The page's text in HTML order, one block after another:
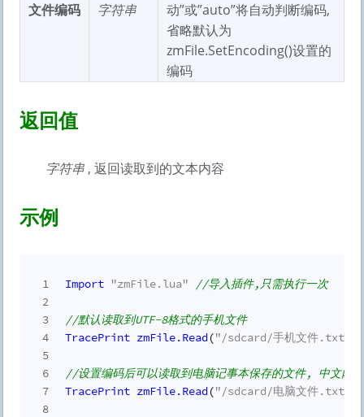
文件编码 字符串
动”或”auto”将自动判断编码,
省略默认为
zmFile.SetEncoding()设置的
编码
返回值
字符串 , 返回读取到的文本内容
示例
1
2
3
4
5
6
7
8
Import "zmFile.lua" //导入插件,只需执行一次
//默认读取到UTF-8格式的手机文件
TracePrint zmFile.Read("/sdcard/手机文件.txt"
//设置编码后可以读取到电脑记事本保存的文件, 中文内
TracePrint zmFile.Read("/sdcard/电脑文件.txt"